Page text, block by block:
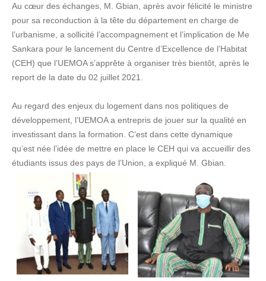
Au cœur des échanges, M. Gbian, après avoir félicité le ministre
pour sa reconduction à la tête du département en charge de
l’urbanisme, a sollicité l’accompagnement et l’implication de Me
Sankara pour le lancement du Centre d’Excellence de l’Habitat
(CEH) que l’UEMOA s’apprête à organiser très bientôt, après le
report de la date du 02 juillet 2021.
Au regard des enjeux du logement dans nos politiques de
développement, l’UEMOA a entrepris de jouer sur la qualité en
investissant dans la formation. C’est dans cette dynamique
qu’est née l’idée de mettre en place le CEH qui va accueillir des
étudiants issus des pays de l’Union, a expliqué M. Gbian.